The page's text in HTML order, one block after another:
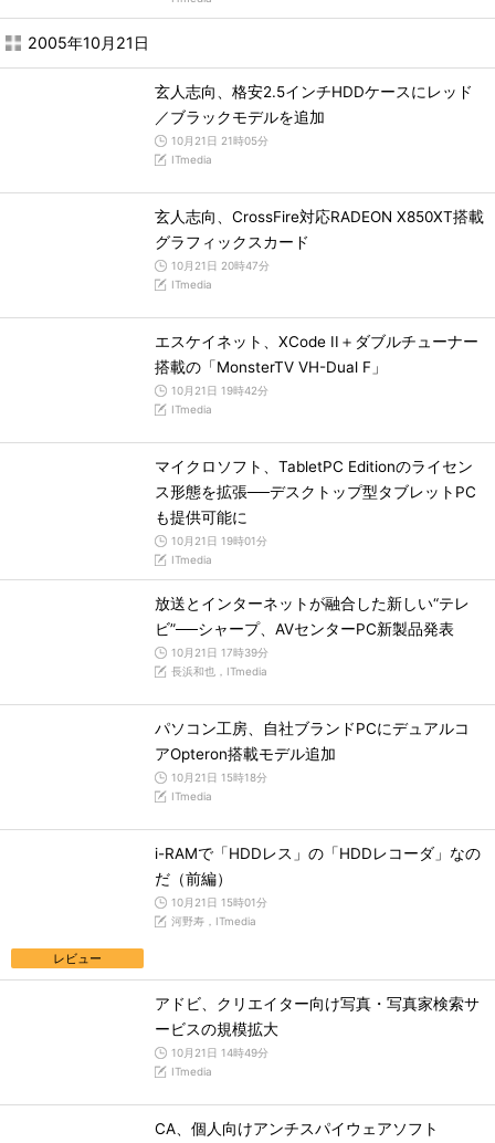
2005年10月21日
玄人志向、格安2.5インチHDDケースにレッド
／ブラックモデルを追加
10月21日 21時05分
ITmedia
玄人志向、CrossFire対応RADEON X850XT搭載
グラフィックスカード
10月21日 20時47分
ITmedia
エスケイネット、XCode II＋ダブルチューナー
搭載の「MonsterTV VH-Dual F」
10月21日 19時42分
ITmedia
マイクロソフト、TabletPC Editionのライセン
ス形態を拡張──デスクトップ型タブレットPC
も提供可能に
10月21日 19時01分
ITmedia
放送とインターネットが融合した新しい“テレ
ビ”──シャープ、AVセンターPC新製品発表
10月21日 17時39分
長浜和也，ITmedia
パソコン工房、自社ブランドPCにデュアルコ
アOpteron搭載モデル追加
10月21日 15時18分
ITmedia
レビュー
i-RAMで「HDDレス」の「HDDレコーダ」なの
だ（前編）
10月21日 15時01分
河野寿，ITmedia
アドビ、クリエイター向け写真・写真家検索サ
ービスの規模拡大
10月21日 14時49分
ITmedia
CA、個人向けアンチスパイウェアソフト